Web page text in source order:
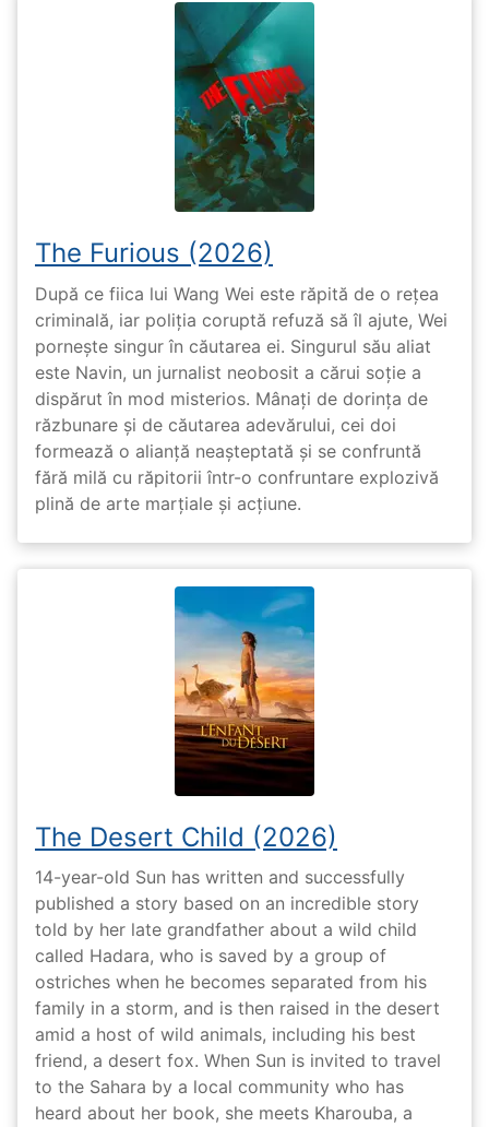
The Furious (2026)
După ce fiica lui Wang Wei este răpită de o rețea
criminală, iar poliția coruptă refuză să îl ajute, Wei
pornește singur în căutarea ei. Singurul său aliat
este Navin, un jurnalist neobosit a cărui soție a
dispărut în mod misterios. Mânați de dorința de
răzbunare și de căutarea adevărului, cei doi
formează o alianță neașteptată și se confruntă
fără milă cu răpitorii într-o confruntare explozivă
plină de arte marțiale și acțiune.
The Desert Child (2026)
14-year-old Sun has written and successfully
published a story based on an incredible story
told by her late grandfather about a wild child
called Hadara, who is saved by a group of
ostriches when he becomes separated from his
family in a storm, and is then raised in the desert
amid a host of wild animals, including his best
friend, a desert fox. When Sun is invited to travel
to the Sahara by a local community who has
heard about her book, she meets Kharouba, a